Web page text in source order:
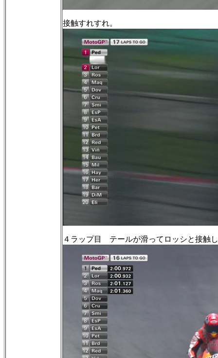
接触すれすれ。
４ラップ目 テールが滑ってロッシと接触